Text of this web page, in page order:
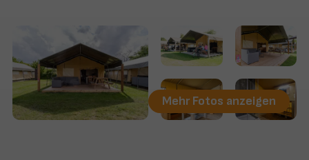
Mehr Fotos anzeigen